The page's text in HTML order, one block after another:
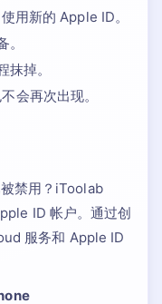
用新的 Apple ID。
掉。
会再次出现。
禁用？iToolab
ID 帐户。通过创
服务和 Apple ID